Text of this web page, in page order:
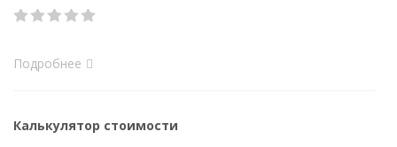
Подробнее
Калькулятор стоимости